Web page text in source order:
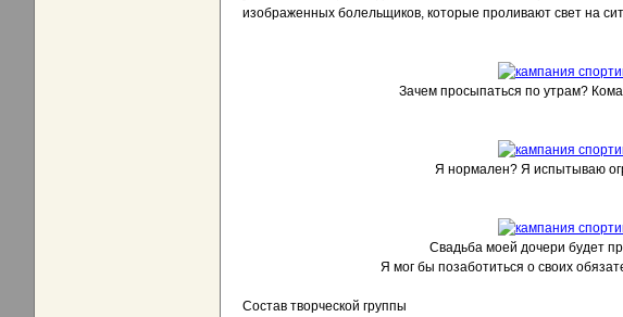
изображенных болельщиков, которые проливают свет на
Зачем просыпаться по утрам?
Я нормален? Я испытываю
Свадьба моей дочери будет
Я мог бы позаботиться о своих
Состав творческой группы